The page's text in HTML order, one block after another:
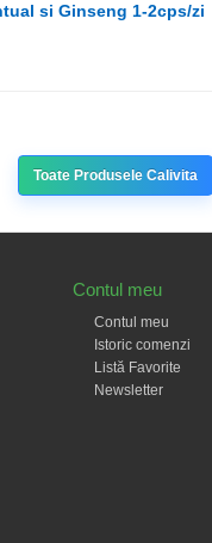
si Ginseng 1-2cps/zi
Toate Produsele Calivita
Contul meu
Contul meu
Istoric comenzi
Listă Favorite
Newsletter